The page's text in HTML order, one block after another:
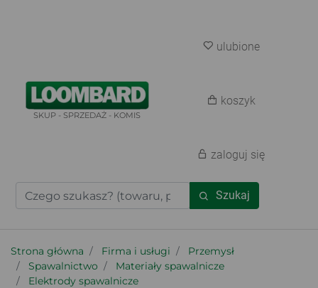
SKUP - SPRZEDAŻ - KOMIS
Szukaj
ulubione
koszyk
zaloguj się
Strona główna Firma i usługi
Przemysł
Spawalnictwo
Materiały spawalnicze
Elektrody spawalnicze